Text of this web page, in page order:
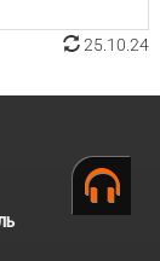
25.10.24